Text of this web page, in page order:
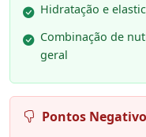
Hidratação e
Combinação de
geral
Pontos